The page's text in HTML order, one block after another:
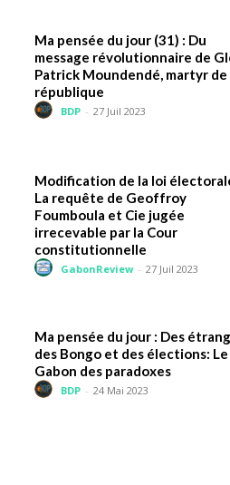
Ma pensée du jour (31) : Du
message révolutionnaire de
Patrick Moundendé, martyr de
république
BDP - 27 Juil 2023
Modification de la loi
La requête de Geoffroy
Foumboula et Cie jugée
irrecevable par la Cour
constitutionnelle
GabonReview - 27 Juil 2023
Ma pensée du jour : Des
des Bongo et des élections: Le
Gabon des paradoxes
BDP - 24 Mai 2023